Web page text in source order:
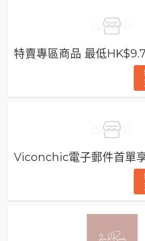
特賣專區商品 最低
Viconchic電子郵件首單